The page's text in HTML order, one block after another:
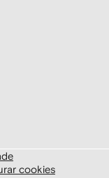
cookies